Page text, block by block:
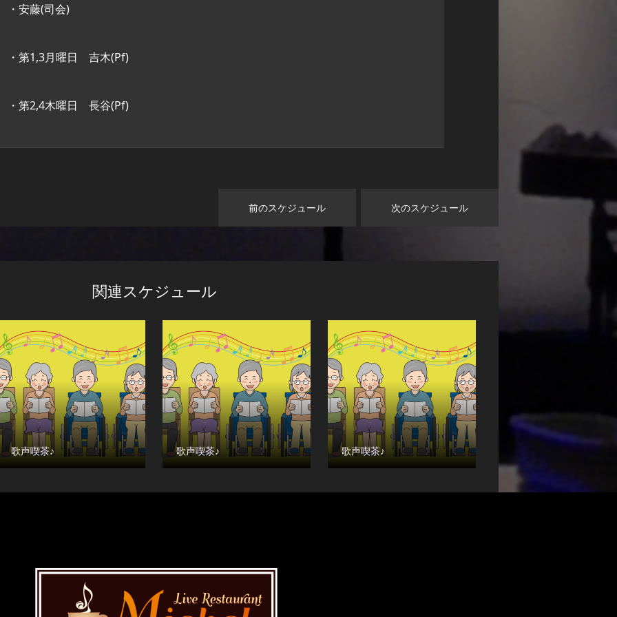
・安藤(司会)
・第1,3月曜日 吉木(Pf)
・第2,4木曜日 長谷(Pf)
前のスケジュール 次のスケジュール
関連スケジュール
歌声喫茶♪ 歌声喫茶♪ 歌声喫茶♪